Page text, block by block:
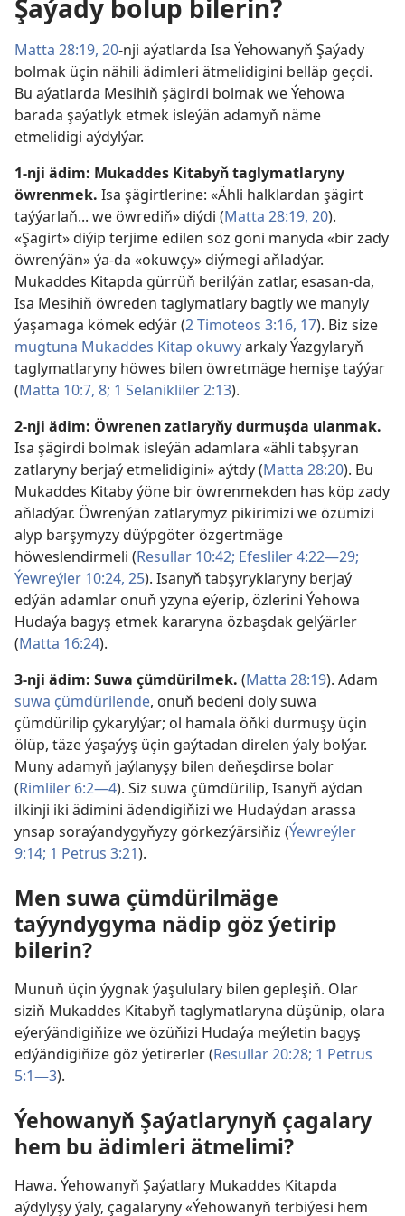
Şaýady bolup bilerin?
Matta 28:19, 20-nji aýatlarda Isa Ýehowanyň Şaýady
bolmak üçin nähili ädimleri ätmelidigini belläp geçdi.
Bu aýatlarda Mesihiň şägirdi bolmak we Ýehowa
barada şaýatlyk etmek isleýän adamyň näme
etmelidigi aýdylýar.
1-nji ädim: Mukaddes Kitabyň taglymatlaryny
öwrenmek. Isa şägirtlerine: «Ähli halklardan şägirt
taýýarlaň... we öwrediň» diýdi (Matta 28:19, 20).
«Şägirt» diýip terjime edilen söz göni manyda «bir zady
öwrenýän» ýa-da «okuwçy» diýmegi aňladýar.
Mukaddes Kitapda gürrüň berilýän zatlar, esasan-da,
Isa Mesihiň öwreden taglymatlary bagtly we manyly
ýaşamaga kömek edýär (2 Timoteos 3:16, 17). Biz size
mugtuna Mukaddes Kitap okuwyarkaly Ýazgylaryň
taglymatlaryny höwes bilen öwretmäge hemişe taýýar
(Matta 10:7, 8; 1 Selanikliler 2:13).
2-nji ädim: Öwrenen zatlaryňy durmuşda ulanmak.
Isa şägirdi bolmak isleýän adamlara «ähli tabşyran
zatlaryny berjaý etmelidigini» aýtdy (Matta 28:20). Bu
Mukaddes Kitaby ýöne bir öwrenmekden has köp zady
aňladýar. Öwrenýän zatlarymyz pikirimizi we özümizi
alyp barşymyzy düýpgöter özgertmäge
höweslendirmeli (Resullar 10:42; Efesliler 4:22—29;
Ýewreýler 10:24, 25). Isanyň tabşyryklaryny berjaý
edýän adamlar onuň yzyna eýerip, özlerini Ýehowa
Hudaýa bagyş etmek kararyna özbaşdak gelýärler
(Matta 16:24).
3-nji ädim: Suwa çümdürilmek. (Matta 28:19). Adam
suwa çümdürilende, onuň bedeni doly suwa
çümdürilip çykarylýar; ol hamala öňki durmuşy üçin
ölüp, täze ýaşaýyş üçin gaýtadan direlen ýaly bolýar.
Muny adamyň jaýlanyşy bilen deňeşdirse bolar
(Rimliler 6:2—4). Siz suwa çümdürilip, Isanyň aýdan
ilkinji iki ädimini ädendigiňizi we Hudaýdan arassa
ynsap soraýandygyňyzy görkezýärsiňiz (Ýewreýler
9:14; 1 Petrus 3:21).
Men suwa çümdürilmäge
taýyndygyma nädip göz ýetirip
bilerin?
Munuň üçin ýygnak ýaşululary bilen gepleşiň. Olar
siziň Mukaddes Kitabyň taglymatlaryna düşünip, olara
eýerýändigiňize we özüňizi Hudaýa meýletin bagyş
edýändigiňize göz ýetirerler (Resullar 20:28; 1 Petrus
5:1—3).
Ýehowanyň Şaýatlarynyň çagalary
hem bu ädimleri ätmelimi?
Hawa. Ýehowanyň Şaýatlary Mukaddes Kitapda
aýdylyşy ýaly, çagalaryny «Ýehowanyň terbiýesi hem